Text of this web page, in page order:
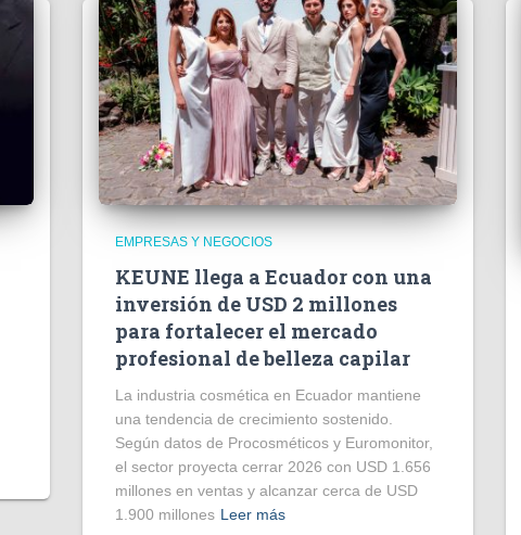
EMPRESAS Y NEGOCIOS
KEUNE llega a Ecuador con una
inversión de USD 2 millones
para fortalecer el mercado
profesional de belleza capilar
La industria cosmética en Ecuador mantiene
una tendencia de crecimiento sostenido.
Según datos de Procosméticos y Euromonitor,
el sector proyecta cerrar 2026 con USD 1.656
millones en ventas y alcanzar cerca de USD
1.900 millones Leer más